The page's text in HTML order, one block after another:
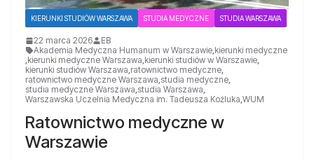
KIERUNKI STUDIÓW WARSZAWA STUDIA MEDYCZNE STUDIA WARSZAWA
22 marca 2026
EB
Akademia Medyczna Humanum w Warszawie,kierunki medyczne
,kierunki medyczne Warszawa,kierunki studiów w Warszawie,
kierunki studiów Warszawa,ratownictwo medyczne,
ratownictwo medyczne Warszawa,studia medyczne,
studia medyczne Warszawa,studia Warszawa,
Warszawska Uczelnia Medyczna im. Tadeusza Koźluka,WUM
Ratownictwo medyczne w
Warszawie